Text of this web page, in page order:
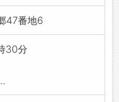
47番地6
30分